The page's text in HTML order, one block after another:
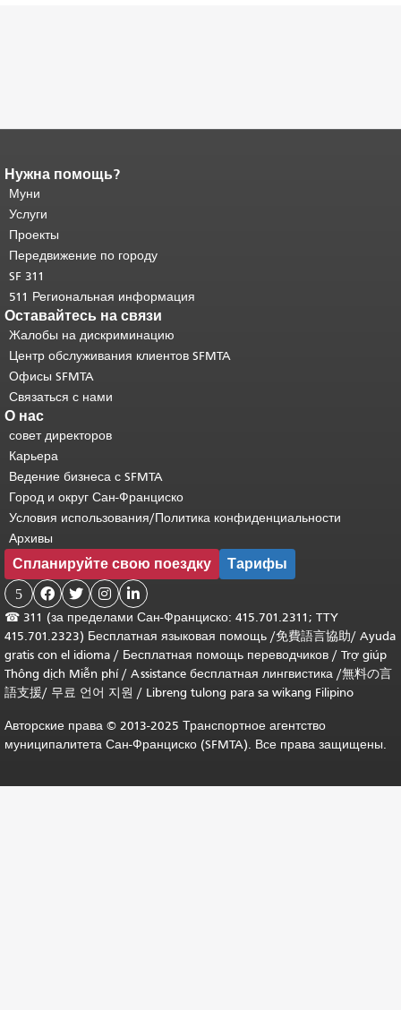
Конец содержимого
страницы.
страницы повторяется на каждой
странице.
основного содержимого .
Нужна помощь?
Муни
Услуги
Проекты
Передвижение по городу
SF 311
511 Региональная информация
Оставайтесь на связи
Жалобы на дискриминацию
Центр обслуживания клиентов SFMTA
Офисы SFMTA
Связаться с нами
О нас
совет директоров
Карьера
Ведение бизнеса с SFMTA
Город и округ Сан-Франциско
Условия использования/Политика конфиденциальности
Архивы
Спланируйте свою поездку Тарифы
5    
☎ 311 (за пределами Сан-Франциско: 415.701.2311; TTY
415.701.2323) Бесплатная языковая помощь /免費語言協助/ Ayuda
gratis con el idioma / Бесплатная помощь переводчиков / Trợ giúp
Thông dịch Miễn phí/ Assistance бесплатная лингвистика /無料の言
語支援/ 무료 언어 지원 / Libreng tulong para sa wikang Filipino
Авторские права © 2013-2025 Транспортное агентство
муниципалитета Сан-Франциско (SFMTA). Все права защищены.